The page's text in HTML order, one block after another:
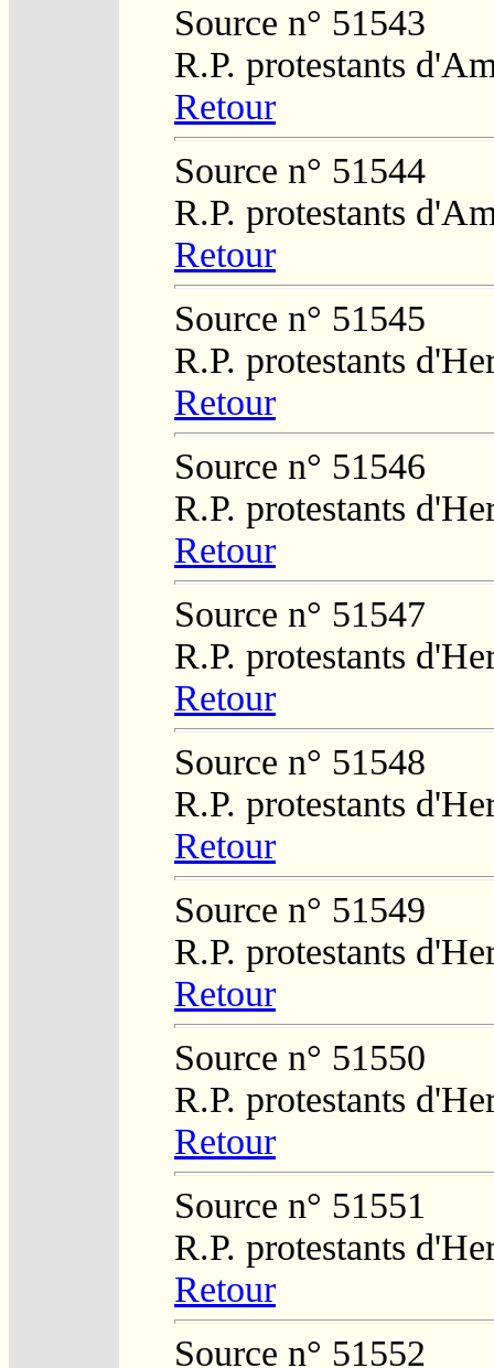
Source n° 51543
R.P. protestants
Retour
Source n° 51544
R.P. protestants
Retour
Source n° 51545
R.P. protestants
Retour
Source n° 51546
R.P. protestants
Retour
Source n° 51547
R.P. protestants
Retour
Source n° 51548
R.P. protestants
Retour
Source n° 51549
R.P. protestants
Retour
Source n° 51550
R.P. protestants
Retour
Source n° 51551
R.P. protestants
Retour
Source n° 51552